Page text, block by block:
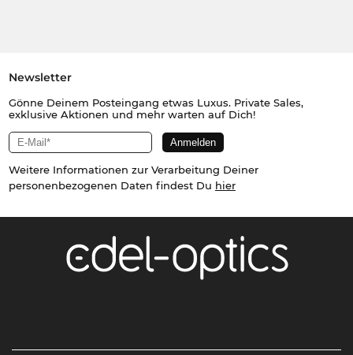
Newsletter
Gönne Deinem Posteingang etwas Luxus. Private Sales,
exklusive Aktionen und mehr warten auf Dich!
Weitere Informationen zur Verarbeitung Deiner
personenbezogenen Daten findest Du hier